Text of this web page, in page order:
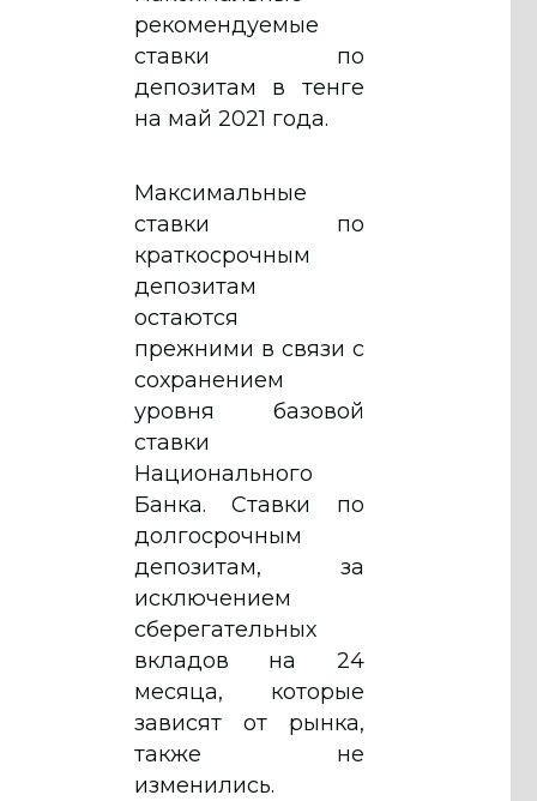
рекомендуемые
ставки по
депозитам в тенге
на май 2021 года.
Максимальные
ставки по
краткосрочным
депозитам
остаются
прежними в связи с
сохранением
уровня базовой
ставки
Национального
Банка. Ставки по
долгосрочным
депозитам, за
исключением
сберегательных
вкладов на 24
месяца, которые
зависят от рынка,
также не
изменились.